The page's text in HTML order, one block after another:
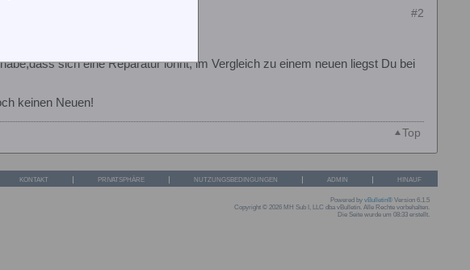
#2
sich eine Reparatur lohnt, im Vergleich zu einem neuen liegst Du bei
keinen Neuen!
Top
KONTAKT PRIVATSPHÄRE NUTZUNGSBEDINGUNGEN ADMIN HINAUF
Powered by vBulletin® Version 6.1.5
Copyright © 2026 MH Sub I, LLC dba vBulletin. Alle Rechte vorbehalten.
Die Seite wurde um 08:33 erstellt.